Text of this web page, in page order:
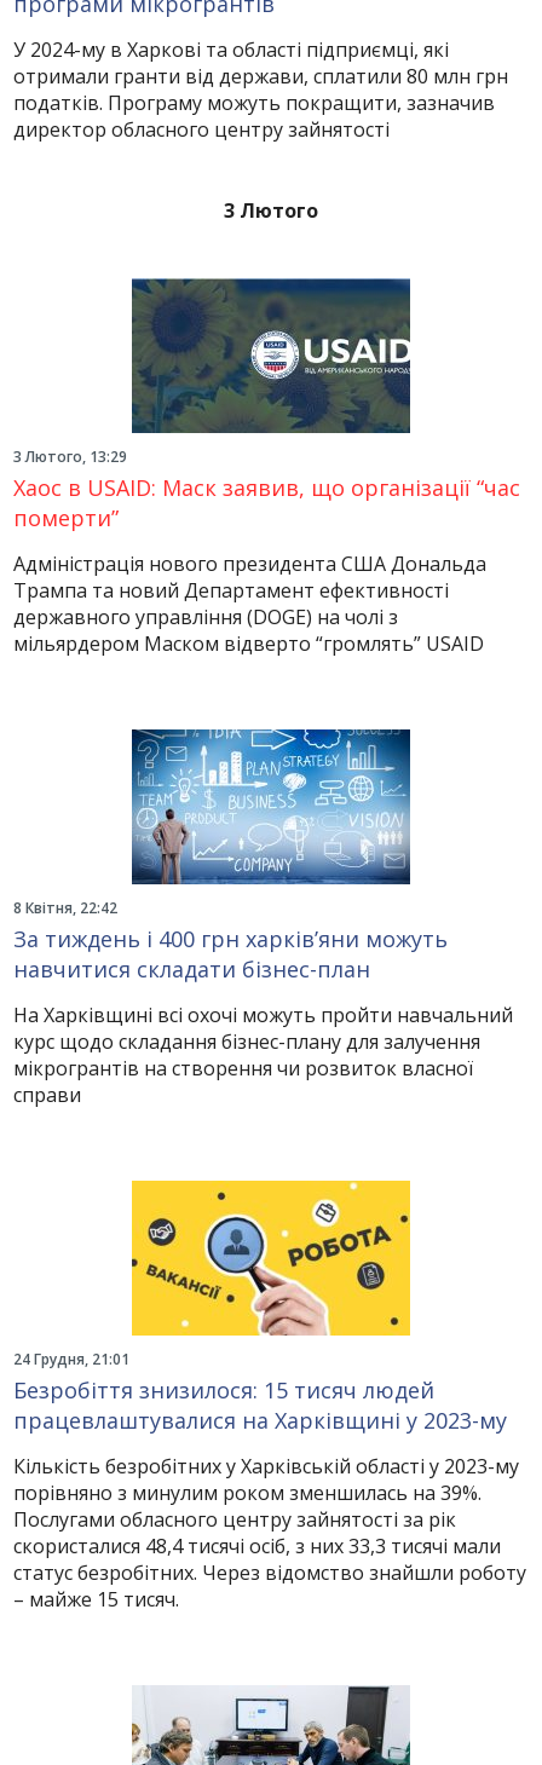
У 2024-му в Харкові та області підприємці, які
отримали гранти від держави, сплатили 80 млн грн
податків. Програму можуть покращити, зазначив
директор обласного центру зайнятості
3 Лютого
3 Лютого, 13:29
Хаос в USAID: Маск заявив, що організації “час
померти”
Адміністрація нового президента США Дональда
Трампа та новий Департамент ефективності
державного управління (DOGE) на чолі з
мільярдером Маском відверто “громлять” USAID
8 Квітня, 22:42
За тиждень і 400 грн харків’яни можуть
навчитися складати бізнес-план
На Харківщині всі охочі можуть пройти навчальний
курс щодо складання бізнес-плану для залучення
мікрогрантів на створення чи розвиток власної
справи
24 Грудня, 21:01
Безробіття знизилося: 15 тисяч людей
працевлаштувалися на Харківщині у 2023-му
Кількість безробітних у Харківській області у 2023-му
порівняно з минулим роком зменшилась на 39%.
Послугами обласного центру зайнятості за рік
скористалися 48,4 тисячі осіб, з них 33,3 тисячі мали
статус безробітних. Через відомство знайшли роботу
– майже 15 тисяч.